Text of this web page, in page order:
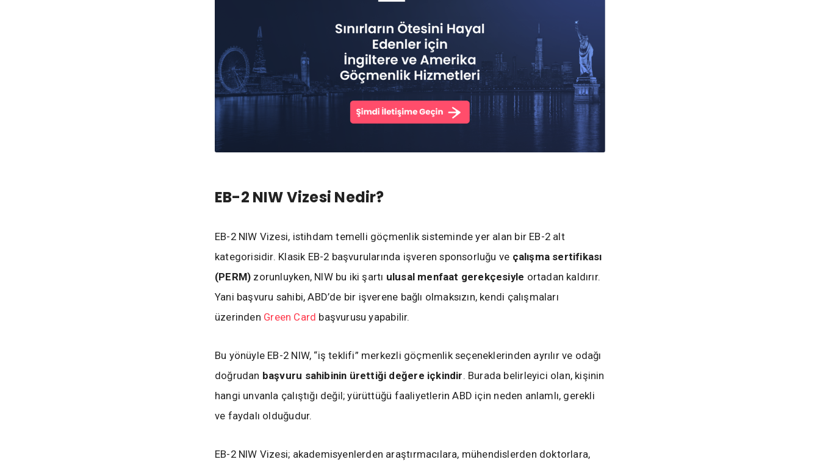
EB-2 NIW Vizesi Nedir?
EB-2 NIW Vizesi, istihdam temelli göçmenlik sisteminde yer alan bir EB-2 alt
kategorisidir. Klasik EB-2 başvurularında işveren sponsorluğu ve çalışma sertifikası
(PERM) zorunluyken, NIW bu iki şartı ulusal menfaat gerekçesiyle ortadan kaldırır.
Yani başvuru sahibi, ABD’de bir işverene bağlı olmaksızın, kendi çalışmaları
üzerinden Green Card başvurusu yapabilir.
Bu yönüyle EB-2 NIW, “iş teklifi” merkezli göçmenlik seçeneklerinden ayrılır ve odağı
doğrudan başvuru sahibinin ürettiği değere içkindir. Burada belirleyici olan, kişinin
hangi unvanla çalıştığı değil; yürüttüğü faaliyetlerin ABD için neden anlamlı, gerekli
ve faydalı olduğudur.
EB-2 NIW Vizesi; akademisyenlerden araştırmacılara, mühendislerden doktorlara,